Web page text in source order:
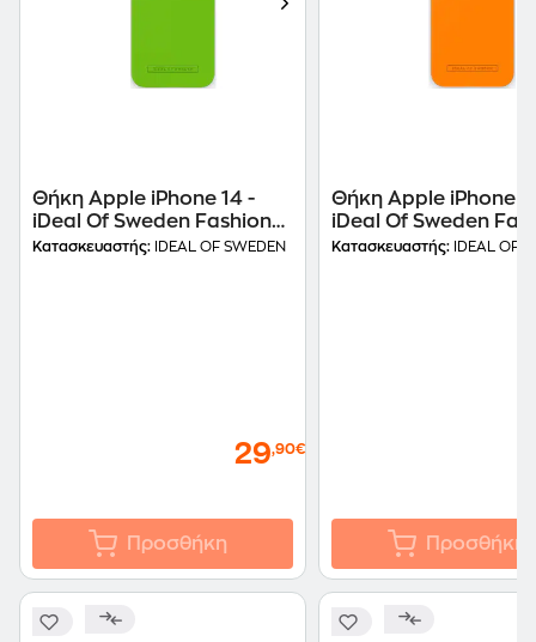
Θήκη Apple iPhone 14 -
iDeal Of Sweden Fashion
Seamless - Hyper Lime
Κατασκευαστής: IDEAL OF SWEDEN
29,90€
Προσθήκη
Θήκη Apple iPhone
iDeal Of Sweden
Seamless - Apricot
Κατασκευαστής: IDEAL OF
Προσθήκη